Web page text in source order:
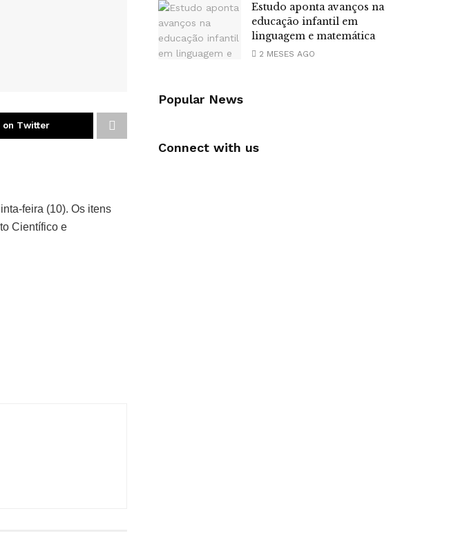
on Twitter
feira (10). Os itens
Científico e
Estudo aponta avanços na
educação infantil em
linguagem e matemática
2 MESES AGO
Popular News
Connect with us